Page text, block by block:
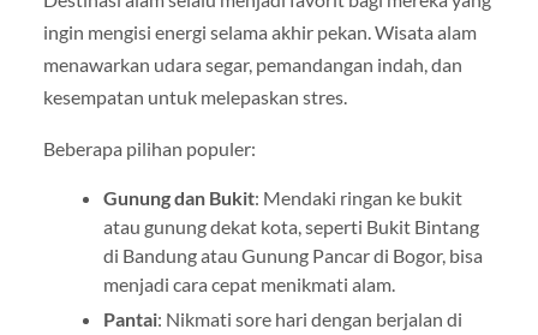
ingin mengisi energi selama akhir pekan. Wisata alam
menawarkan udara segar, pemandangan indah, dan
kesempatan untuk melepaskan stres.
Beberapa pilihan populer:
Gunung dan Bukit: Mendaki ringan ke bukit
atau gunung dekat kota, seperti Bukit Bintang
di Bandung atau Gunung Pancar di Bogor, bisa
menjadi cara cepat menikmati alam.
Pantai: Nikmati sore hari dengan berjalan di